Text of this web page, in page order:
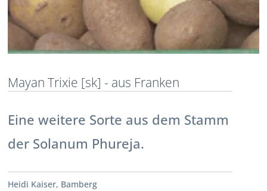
Mayan Trixie [sk] - aus Franken
Eine weitere Sorte aus dem Stamm
der Solanum Phureja.
Heidi Kaiser, Bamberg